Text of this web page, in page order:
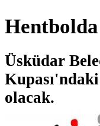
Üsküdar
olacak.